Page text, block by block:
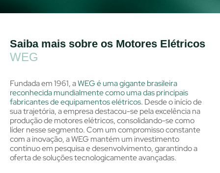
Saiba mais sobre os Motores Elétricos
WEG
Fundada em 1961, aWEG é uma gigante brasileira
reconhecida mundialmente como uma das principais
fabricantes de equipamentos elétricos. Desde o início de
sua trajetória, a empresa destacou-se pela excelência na
produção de motores elétricos, consolidando-se como
líder nesse segmento. Com um compromisso constante
com a inovação, a WEG mantém um investimento
contínuo em pesquisa e desenvolvimento, garantindo a
oferta de soluções tecnologicamente avançadas.